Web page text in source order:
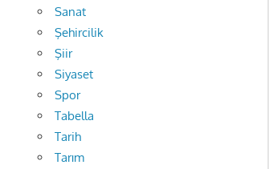
Sanat
Şehircilik
Şiir
Siyaset
Spor
Tabella
Tarih
Tarım